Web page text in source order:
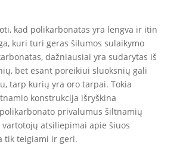
kad polikarbonatas yra lengva ir itin
kuri turi geras šilumos sulaikymo
dažniausiai yra sudarytas iš
bet esant poreikiui sluoksnių gali
tarp kurių yra oro tarpai. Tokia
konstrukcija išryškina
privalumus šiltnamių
vartotojų atsiliepimai apie šiuos
tik teigiami ir geri.